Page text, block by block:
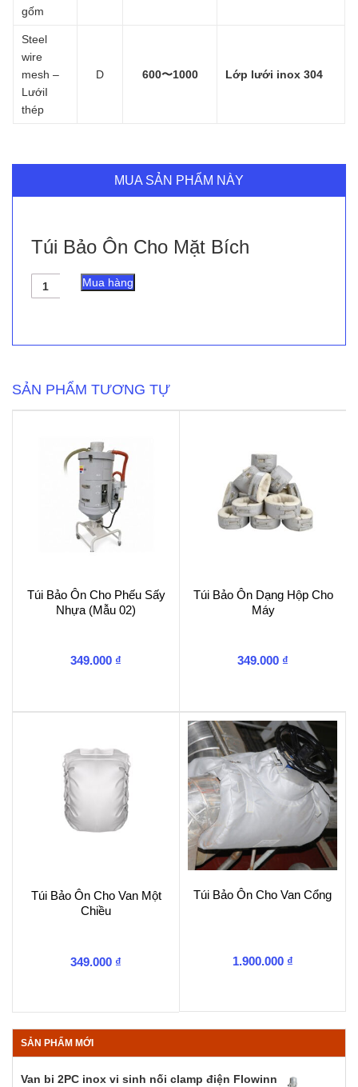
gốm
Steel
wire
mesh –
LướiI
thép
D 600〜1000 Lớp lưới inox 304
MUA SẢN PHẨM NÀY
Túi Bảo Ôn Cho Mặt Bích
Túi
Bảo
Mua hàng
SẢN PHẨM TƯƠNG TỰ
Túi Bảo Ôn Cho Phếu Sấy
Nhựa (Mẫu 02)
349.000 ₫
Túi Bảo Ôn Dạng Hộp Cho
Máy
349.000 ₫
Túi Bảo Ôn Cho Van Một
Chiều
349.000 ₫
Túi Bảo Ôn Cho Van Cổng
1.900.000 ₫
SẢN PHẨM MỚI
Van bi 2PC inox vi sinh nối clamp điện Flowinn